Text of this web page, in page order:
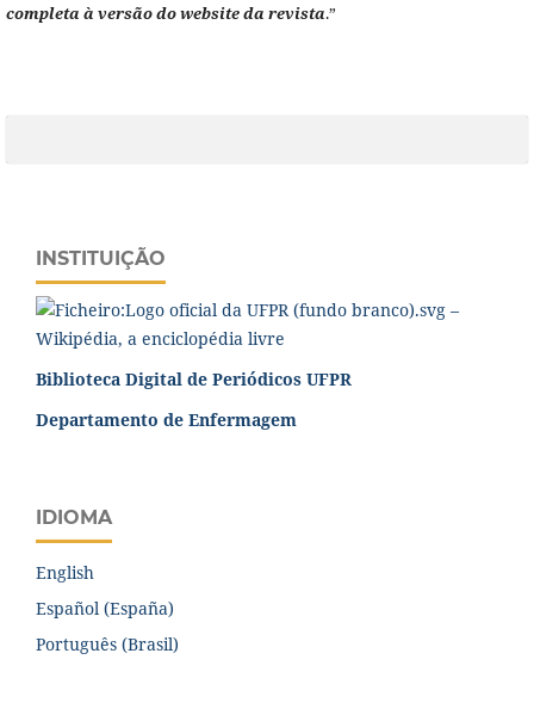
completa à versão do website da revista.”
INSTITUIÇÃO
Biblioteca Digital de Periódicos UFPR
Departamento de Enfermagem
IDIOMA
English
Español (España)
Português (Brasil)